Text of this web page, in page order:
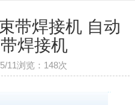
带焊接机 自动
焊接机
11浏览： 148次